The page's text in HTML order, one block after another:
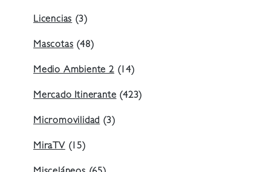
Licencias (3)
Mascotas (48)
Medio Ambiente 2(14)
Mercado Itinerante (423)
Micromovilidad (3)
MiraTV (15)